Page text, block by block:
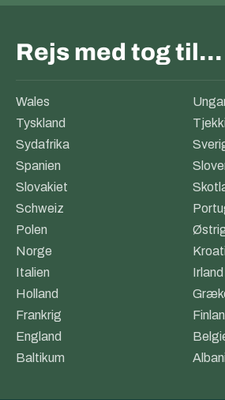
Rejs med tog til…
Wales
Tyskland
Sydafrika
Spanien
Slovakiet
Schweiz
Polen
Norge
Italien
Holland
Frankrig
England
Baltikum